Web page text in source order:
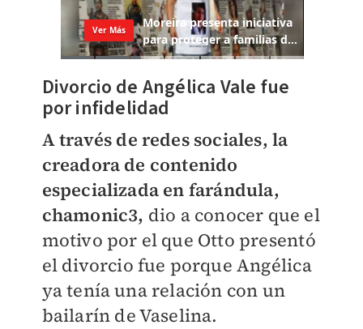
Divorcio de Angélica Vale fue
por infidelidad
A través de redes sociales, la
creadora de contenido
especializada en farándula,
chamonic3, dio a conocer que el
motivo por el que Otto presentó
el divorcio fue porque Angélica
ya tenía una relación con un
bailarín de Vaselina.